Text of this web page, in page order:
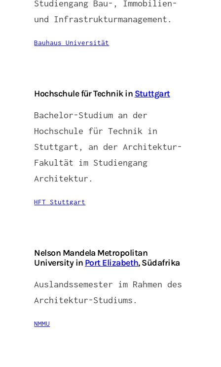
Studiengang Bau-, Immobilien-
und Infrastrukturmanagement.
Bauhaus Universität
Hochschule für Technik in Stuttgart
Bachelor-Studium an der
Hochschule für Technik in
Stuttgart, an der Architektur-
Fakultät im Studiengang
Architektur.
HFT Stuttgart
Nelson Mandela Metropolitan
University in Port Elizabeth, Südafrika
Auslandssemester im Rahmen des
Architektur-Studiums.
NMMU